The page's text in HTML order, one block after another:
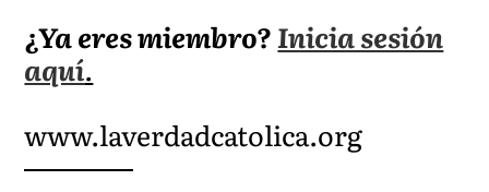
¿Ya eres miembro?Inicia sesión
aquí.
www.laverdadcatolica.org